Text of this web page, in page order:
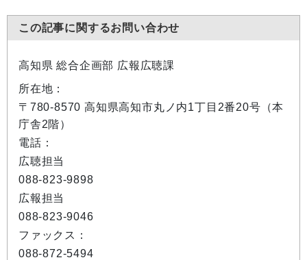
この記事に関するお問い合わせ
高知県 総合企画部 広報広聴課
所在地：
〒780-8570 高知県高知市丸ノ内1丁目2番20号（本
庁舎2階）
電話：
広聴担当
088-823-9898
広報担当
088-823-9046
ファックス：
088-872-5494